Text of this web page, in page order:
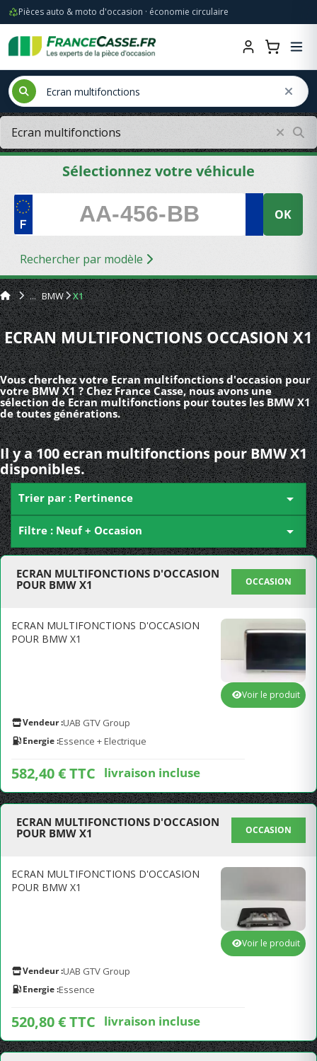
Pièces auto & moto d'occasion · économie circulaire
Sélectionnez votre véhicule
OK
Rechercher par modèle
BMW X1
ECRAN MULTIFONCTIONS OCCASION X1
Vous cherchez votre Ecran multifonctions d'occasion pour
votre BMW X1 ? Chez France Casse, nous avons une
sélection de Ecran multifonctions pour toutes les BMW X1
de toutes générations.
Il y a 100 ecran multifonctions pour BMW X1
disponibles.
Trier par : Pertinence 
Filtre : Neuf + Occasion 
ECRAN MULTIFONCTIONS D'OCCASION
POUR BMW X1
OCCASION
ECRAN MULTIFONCTIONS D'OCCASION
POUR BMW X1
Vendeur :UAB GTV Group
Energie :Essence + Electrique
582,40 € TTC livraison incluse
Voir le produit
ECRAN MULTIFONCTIONS D'OCCASION
POUR BMW X1
OCCASION
ECRAN MULTIFONCTIONS D'OCCASION
POUR BMW X1
Vendeur :UAB GTV Group
Energie :Essence
520,80 € TTC livraison incluse
Voir le produit